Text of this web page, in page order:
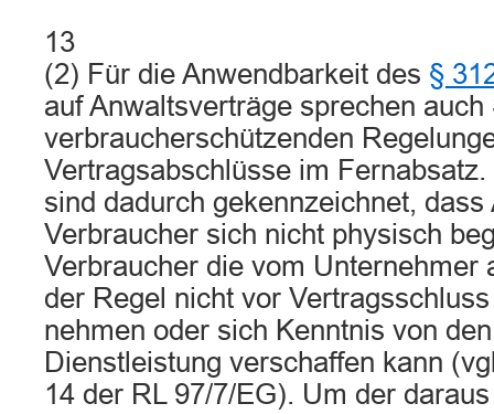
13
(2) Für die Anwendbarkeit des §
auf Anwaltsverträge sprechen
verbraucherschützenden
Vertragsabschlüsse im
sind dadurch gekennzeichnet, dass
Verbraucher sich nicht physisch
Verbraucher die vom Unternehmer
der Regel nicht vor
nehmen oder sich Kenntnis von
Dienstleistung verschaffen kann
14 der RL 97/7/EG). Um der